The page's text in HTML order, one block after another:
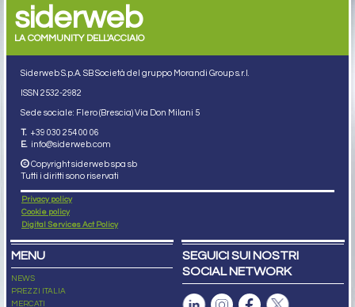
siderweb
LA COMMUNITY DELL'ACCIAIO
Siderweb S.p.A. SB Società del gruppo Morandi Group s.r.l.
ISSN 2532-2982
Sede sociale: Flero (Brescia) Via Don Milani 5
T. +39 030 254 00 06
E. info@siderweb.com
Copyright siderweb spa sb
Tutti i diritti sono riservati
Privacy policy
Cookie policy
Digital Services Act Policy
MENU
NEWS
PREZZI ITALIA
MERCATI
SEGUICI SUI NOSTRI
SOCIAL NETWORK